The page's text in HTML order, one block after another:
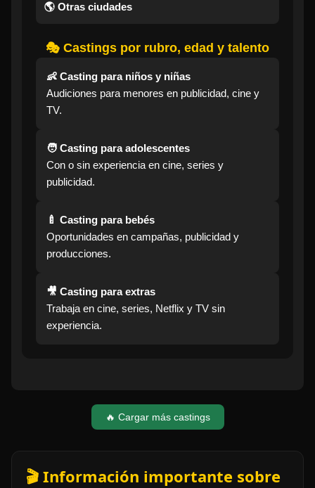
🌎 Otras ciudades
🎭 Castings por rubro, edad y talento
👶 Casting para niños y niñas
Audiciones para menores en publicidad, cine y
TV.
🧑 Casting para adolescentes
Con o sin experiencia en cine, series y
publicidad.
🍼 Casting para bebés
Oportunidades en campañas, publicidad y
producciones.
🎥 Casting para extras
Trabaja en cine, series, Netflix y TV sin
experiencia.
🔥 Cargar más castings
🎬 Información importante sobre